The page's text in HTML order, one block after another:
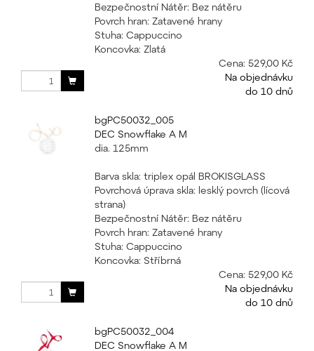
Bezpečnostní Nátěr: Bez nátěru
Povrch hran: Zatavené hrany
Stuha: Cappuccino
Koncovka: Zlatá
Cena: 529,00 Kč
Na objednávku
do 10 dnů
bgPC50032_005
DEC Snowflake A M
dia. 125mm
Barva skla: triplex opál BROKISGLASS
Povrchová úprava skla: lesklý povrch (lícová
strana)
Bezpečnostní Nátěr: Bez nátěru
Povrch hran: Zatavené hrany
Stuha: Cappuccino
Koncovka: Stříbrná
Cena: 529,00 Kč
Na objednávku
do 10 dnů
bgPC50032_004
DEC Snowflake A M